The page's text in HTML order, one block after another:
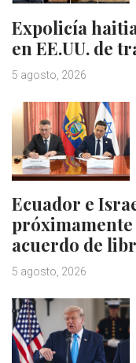
Expolicía
en EE.UU. de
5 agosto, 2026
Ecuador e
acuerdo de
5 agosto, 2026